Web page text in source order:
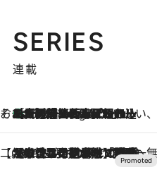
SERIES
連載
そおだよおこの関西おいしい、おやつ紀行4 Hours Ago
［大阪府箕面市］一皿一皿目の前で仕上げられる、料理を巧みに組み込んだアシェットデセールコース「ミチル アシェット デセール（Michiru assiette dessert）」
【CREA×星野リゾート】唯一無二。癒しと発見が待つ場所へ
2026.8.7
【トンボの足水浴】ヒノキの香りに包まれて涼感マックス！約13℃の湧水かけ流しを避暑地「星野温泉 トンボの湯」で体験